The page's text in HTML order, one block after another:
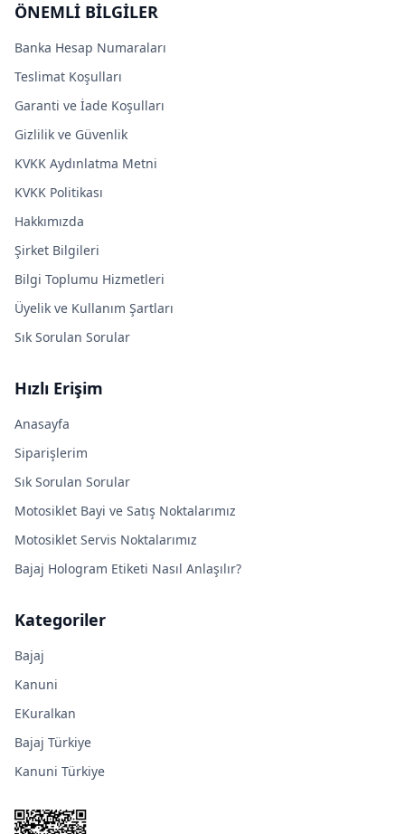
ÖNEMLİ BİLGİLER
Banka Hesap Numaraları
Teslimat Koşulları
Garanti ve İade Koşulları
Gizlilik ve Güvenlik
KVKK Aydınlatma Metni
KVKK Politikası
Hakkımızda
Şirket Bilgileri
Bilgi Toplumu Hizmetleri
Üyelik ve Kullanım Şartları
Sık Sorulan Sorular
Hızlı Erişim
Anasayfa
Siparişlerim
Sık Sorulan Sorular
Motosiklet Bayi ve Satış Noktalarımız
Motosiklet Servis Noktalarımız
Bajaj Hologram Etiketi Nasıl Anlaşılır?
Kategoriler
Bajaj
Kanuni
EKuralkan
Bajaj Türkiye
Kanuni Türkiye